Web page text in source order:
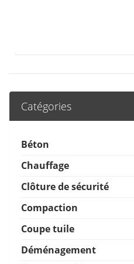
Catégories
Béton
Chauffage
Clôture de sécurité
Compaction
Coupe tuile
Déménagement